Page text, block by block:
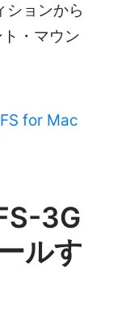
ョンから
・マウン
for Mac
3G
ルす